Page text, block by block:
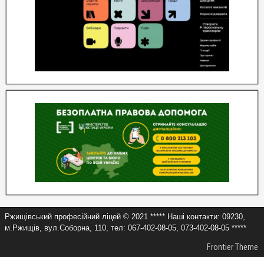
Ржищівський професійний ліцей © 2021 ***** Наші контакти: 09230,
м.Ржищів, вул.Соборна, 110, тел: 067-402-08-05, 073-402-08-05 *****
Frontier Theme